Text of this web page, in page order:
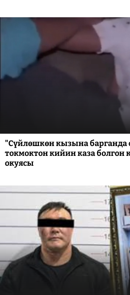
"Сүйлөшкөн кызына барганда
токмоктон кийин каза болгон
окуясы